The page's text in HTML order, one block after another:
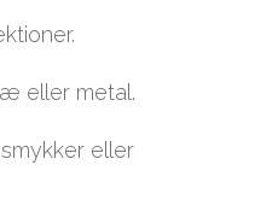
eller metal.
eller